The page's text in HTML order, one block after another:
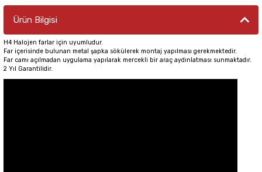
Ürün Bilgisi
H4 Halojen farlar için uyumludur.
Far içerisinde bulunan metal şapka sökülerek montaj yapılması gerekmektedir.
Far camı açılmadan uygulama yapılarak mercekli bir araç aydınlatması sunmaktadır.
2 Yıl Garantilidir.